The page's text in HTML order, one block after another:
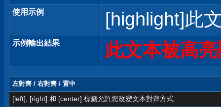
使用示例 [highlight]此
示例輸出結果 此文本被高
左對齊 / 右對齊 / 置中
[left], [right] 和 [center] 標籤允許您改變文本對齊方式.